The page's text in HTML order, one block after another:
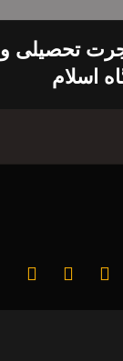
تحصیلی و
اسلام